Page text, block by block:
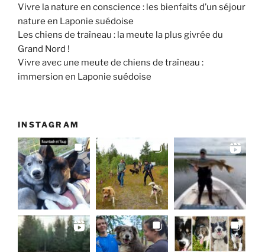
Vivre la nature en conscience : les bienfaits d’un séjour
nature en Laponie suédoise
Les chiens de traîneau : la meute la plus givrée du
Grand Nord !
Vivre avec une meute de chiens de traîneau :
immersion en Laponie suédoise
INSTAGRAM